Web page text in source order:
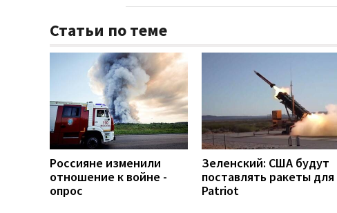
Статьи по теме
Россияне изменили
отношение к войне -
опрос
Зеленский: США будут
поставлять ракеты для
Patriot